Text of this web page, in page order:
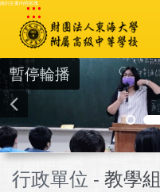
跳到主要內容區塊
:::
暫停輪播
行政單位 - 教學組